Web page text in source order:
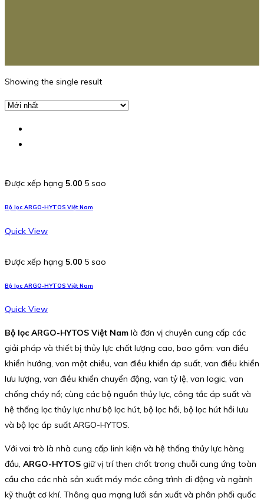
Showing the single result
Được xếp hạng 5.00 5 sao
Bộ lọc ARGO-HYTOS Việt Nam
Quick View
Được xếp hạng 5.00 5 sao
Bộ lọc ARGO-HYTOS Việt Nam
Quick View
Bộ lọc ARGO-HYTOS Việt Nam là đơn vị chuyên cung cấp các
giải pháp và thiết bị thủy lực chất lượng cao, bao gồm: van điều
khiển hướng, van một chiều, van điều khiển áp suất, van điều khiển
lưu lượng, van điều khiển chuyển động, van tỷ lệ, van logic, van
chống cháy nổ; cùng các bộ nguồn thủy lực, công tắc áp suất và
hệ thống lọc thủy lực như bộ lọc hút, bộ lọc hồi, bộ lọc hút hồi lưu
và bộ lọc áp suất ARGO-HYTOS.
Với vai trò là nhà cung cấp linh kiện và hệ thống thủy lực hàng
đầu, ARGO-HYTOS giữ vị trí then chốt trong chuỗi cung ứng toàn
cầu cho các nhà sản xuất máy móc công trình di động và ngành
kỹ thuật cơ khí. Thông qua mạng lưới sản xuất và phân phối quốc